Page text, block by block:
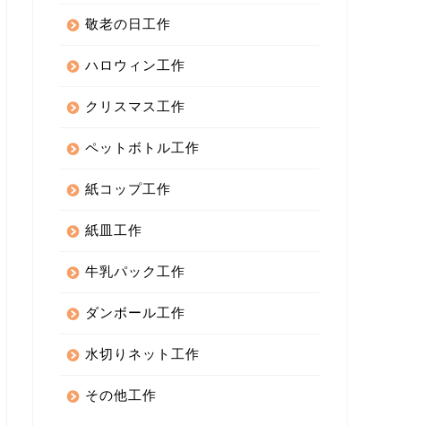
敬老の日工作
ハロウィン工作
クリスマス工作
ペットボトル工作
紙コップ工作
紙皿工作
牛乳パック工作
ダンボール工作
水切りネット工作
その他工作